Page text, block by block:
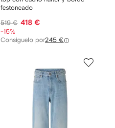
festoneado
519 € 418 €
-15%
Consíguelo por245 €